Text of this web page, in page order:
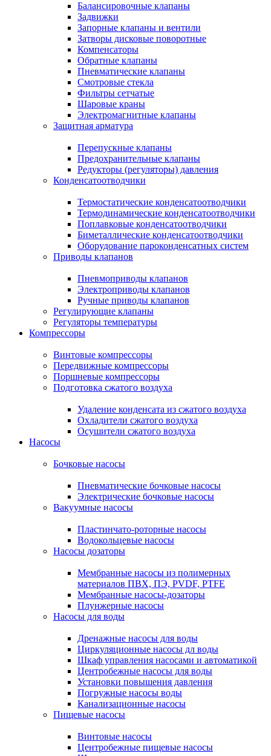
Балансировочные клапаны
Задвижки
Запорные клапаны и вентили
Затворы дисковые поворотные
Компенсаторы
Обратные клапаны
Пневматические клапаны
Смотровые стекла
Фильтры сетчатые
Шаровые краны
Электромагнитные клапаны
Защитная арматура
Перепускные клапаны
Предохранительные клапаны
Редукторы (регуляторы) давления
Конденсатоотводчики
Термостатические конденсатоотводчики
Термодинамические конденсатоотводчики
Поплавковые конденсатоотводчики
Биметаллические конденсатоотводчики
Оборудование пароконденсатных систем
Приводы клапанов
Пневмоприводы клапанов
Электроприводы клапанов
Ручные приводы клапанов
Регулирующие клапаны
Регуляторы температуры
Компрессоры
Винтовые компрессоры
Передвижные компрессоры
Поршневые компрессоры
Подготовка сжатого воздуха
Удаление конденсата из сжатого воздуха
Охладители сжатого воздуха
Осушители сжатого воздуха
Насосы
Бочковые насосы
Пневматические бочковые насосы
Электрические бочковые насосы
Вакуумные насосы
Пластинчато-роторные насосы
Водокольцевые насосы
Насосы дозаторы
Мембранные насосы из полимерных
материалов ПВХ, ПЭ, PVDF, PTFE
Мембранные насосы-дозаторы
Плунжерные насосы
Насосы для воды
Дренажные насосы для воды
Циркуляционные насосы дл воды
Шкаф управления насосами и автоматикой
Центробежные насосы для воды
Установки повышения давления
Погружные насосы воды
Канализационные насосы
Пищевые насосы
Винтовые насосы
Центробежные пищевые насосы